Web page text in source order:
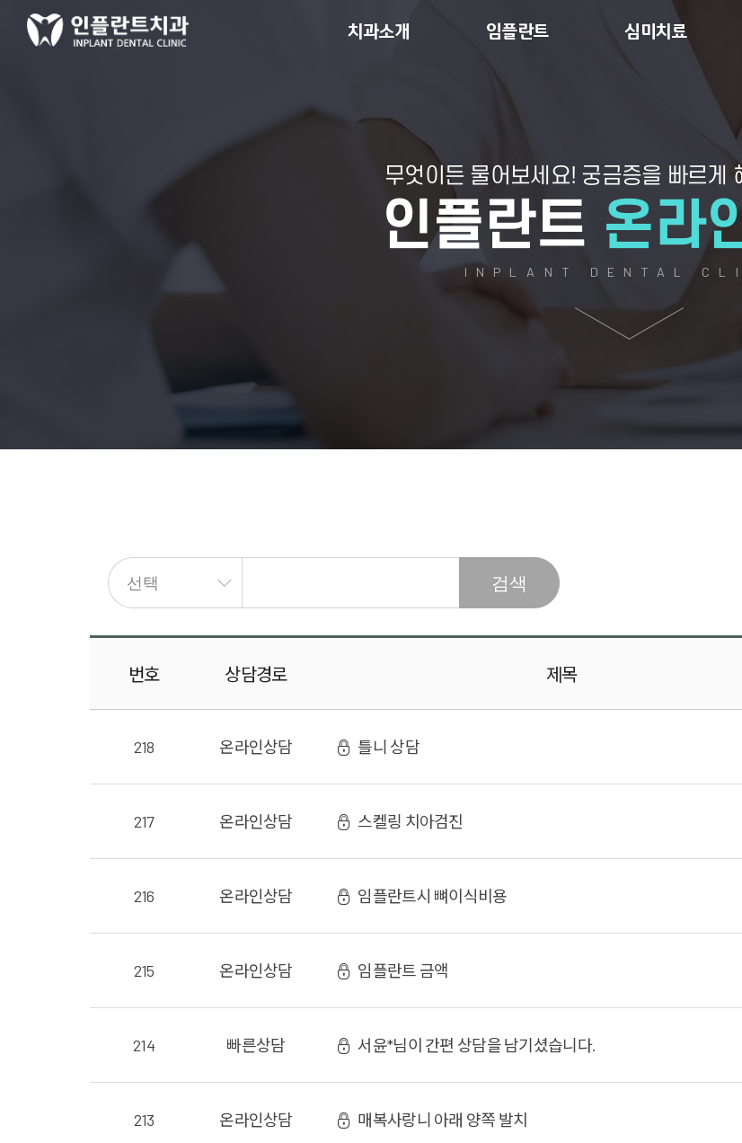
치과소개 임플란트 심미치료
무엇이든 물어보세요! 궁금증을 빠르게
인플란트 온라
INPLANT DENTAL
번호 상담경로 제목
218 온라인상담 틀니 상담
217 온라인상담 스켈링 치아검진
216 온라인상담 임플란트시 뼈이식비용
215 온라인상담 임플란트 금액
214 빠른상담 서윤*님이 간편 상담을 남기셨습니다.
213 온라인상담 매복사랑니 아래 양쪽 발치